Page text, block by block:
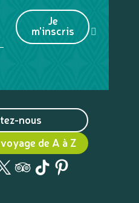
Je
m'inscris
nous
de A à Z